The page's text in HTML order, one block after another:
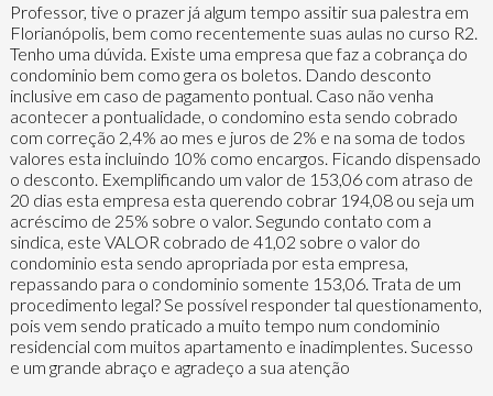
Professor, tive o prazer já algum tempo assitir sua palestra em
Florianópolis, bem como recentemente suas aulas no curso R2.
Tenho uma dúvida. Existe uma empresa que faz a cobrança do
condominio bem como gera os boletos. Dando desconto
inclusive em caso de pagamento pontual. Caso não venha
acontecer a pontualidade, o condomino esta sendo cobrado
com correção 2,4% ao mes e juros de 2% e na soma de todos
valores esta incluindo 10% como encargos. Ficando dispensado
o desconto. Exemplificando um valor de 153,06 com atraso de
20 dias esta empresa esta querendo cobrar 194,08 ou seja um
acréscimo de 25% sobre o valor. Segundo contato com a
sindica, este VALOR cobrado de 41,02 sobre o valor do
condominio esta sendo apropriada por esta empresa,
repassando para o condominio somente 153,06. Trata de um
procedimento legal? Se possível responder tal questionamento,
pois vem sendo praticado a muito tempo num condominio
residencial com muitos apartamento e inadimplentes. Sucesso
e um grande abraço e agradeço a sua atenção